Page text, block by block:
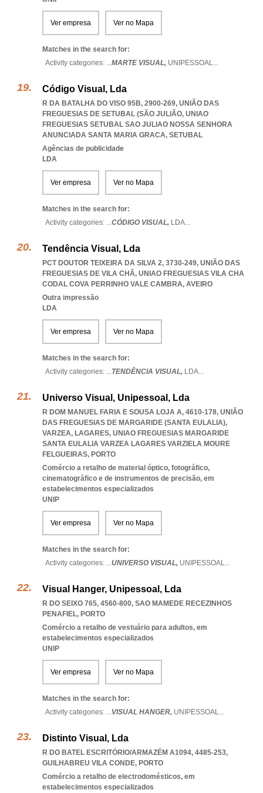
Ver empresa Ver no Mapa
Matches in the search for:
Activity categories: ...MARTE VISUAL, UNIPESSOAL...
Código Visual, Lda
R DA BATALHA DO VISO 95B, 2900-269, UNIÃO DAS
FREGUESIAS DE SETUBAL (SÃO JULIÃO, UNIAO
FREGUESIAS SETUBAL SAO JULIAO NOSSA SENHORA
ANUNCIADA SANTA MARIA GRACA, SETUBAL
Agências de publicidade
LDA
Ver empresa Ver no Mapa
Matches in the search for:
Activity categories: ...CÓDIGO VISUAL, LDA...
Tendência Visual, Lda
PCT DOUTOR TEIXEIRA DA SILVA 2, 3730-249, UNIÃO DAS
FREGUESIAS DE VILA CHÃ, UNIAO FREGUESIAS VILA CHA
CODAL COVA PERRINHO VALE CAMBRA, AVEIRO
Outra impressão
LDA
Ver empresa Ver no Mapa
Matches in the search for:
Activity categories: ...TENDÊNCIA VISUAL, LDA...
Universo Visual, Unipessoal, Lda
R DOM MANUEL FARIA E SOUSA LOJA A, 4610-178, UNIÃO
DAS FREGUESIAS DE MARGARIDE (SANTA EULALIA),
VARZEA, LAGARES, UNIAO FREGUESIAS MARGARIDE
SANTA EULALIA VARZEA LAGARES VARZIELA MOURE
FELGUEIRAS, PORTO
Comércio a retalho de material óptico, fotográfico,
cinematográfico e de instrumentos de precisão, em
estabelecimentos especializados
UNIP
Ver empresa Ver no Mapa
Matches in the search for:
Activity categories: ...UNIVERSO VISUAL, UNIPESSOAL...
Visual Hanger, Unipessoal, Lda
R DO SEIXO 765, 4560-800, SAO MAMEDE RECEZINHOS
PENAFIEL, PORTO
Comércio a retalho de vestuário para adultos, em
estabelecimentos especializados
UNIP
Ver empresa Ver no Mapa
Matches in the search for:
Activity categories: ...VISUAL HANGER, UNIPESSOAL...
Distinto Visual, Lda
R DO BATEL ESCRITÓRIO/ARMAZÉM A1094, 4485-253,
GUILHABREU VILA CONDE, PORTO
Comércio a retalho de electrodomésticos, em
estabelecimentos especializados